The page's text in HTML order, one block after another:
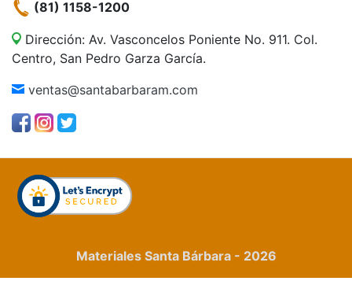
(81) 1158-1200
Dirección: Av. Vasconcelos Poniente No. 911. Col.
Centro, San Pedro Garza García.
ventas@santabarbaram.com
Materiales Santa Bárbara - 2026